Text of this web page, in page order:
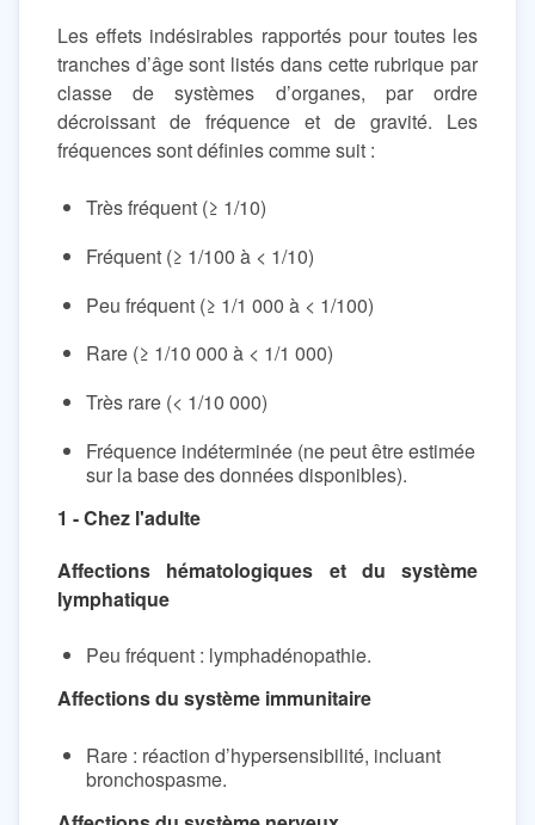
Les effets indésirables rapportés pour toutes les
tranches d’âge sont listés dans cette rubrique par
classe de systèmes d’organes, par ordre
décroissant de fréquence et de gravité. Les
fréquences sont définies comme suit :
Très fréquent (≥ 1/10)
Fréquent (≥ 1/100 à < 1/10)
Peu fréquent (≥ 1/1 000 à < 1/100)
Rare (≥ 1/10 000 à < 1/1 000)
Très rare (< 1/10 000)
Fréquence indéterminée (ne peut être estimée
sur la base des données disponibles).
1 - Chez l'adulte
Affections hématologiques et du système
lymphatique
Peu fréquent : lymphadénopathie.
Affections du système immunitaire
Rare : réaction d’hypersensibilité, incluant
bronchospasme.